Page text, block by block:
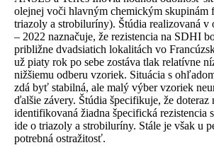
olejnej voči hlavným chemickým
triazoly a strobiluríny). Štúdia realizovaná v
– 2022 naznačuje, že rezistencia na SDHI
približne dvadsiatich lokalitách vo
už piaty rok po sebe zostáva tlak relatívne
nižšiemu odberu vzoriek. Situácia s
zdá byť stabilná, ale malý výber vzoriek
ďalšie závery. Štúdia špecifikuje, že doteraz
identifikovaná žiadna špecifická rezistencia
ide o triazoly a strobiluríny. Stále je však u
potrebná ostražitosť.